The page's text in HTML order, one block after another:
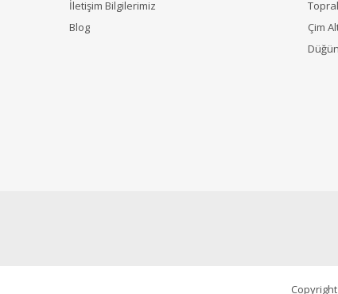
İletişim Bilgilerimiz
Blog
Çim